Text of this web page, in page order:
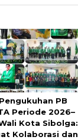
PB
Periode 2026–
Kota Sibolga:
Kolaborasi dan